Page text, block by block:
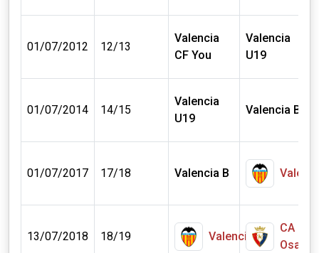
01/07/2012 12/13
Valencia
CF You
Valencia
U19
01/07/2014 14/15
Valencia
U19
Valencia B
01/07/2017 17/18 Valencia B
13/07/2018 18/19 Valencia
CA